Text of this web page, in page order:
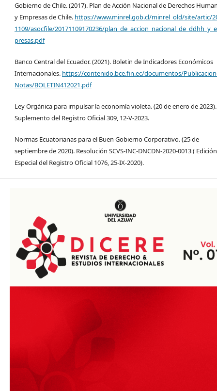
Gobierno de Chile. (2017). Plan de Acción Nacional de Derechos
y Empresas de Chile. https://www.minrel.gob.cl/minrel_old/site/artic/
1109/asocfile/20171109170236/
presas.pdf
Banco Central del Ecuador. (2021). Boletin de Indicadores Económicos
Internacionales. https://contenido.bce.fin.ec/documentos/
Notas/BOLETIN412021.pdf
Ley Orgánica para impulsar la economía violeta. (20 de enero de 2023).
Suplemento del Registro Oficial 309, 12-V-2023.
Normas Ecuatorianas para el Buen Gobierno Corporativo. (25 de
septiembre de 2020). Resolución SCVS-INC-DNCDN-2020-0013 ( Edición
Especial del Registro Oficial 1076, 25-IX-2020).